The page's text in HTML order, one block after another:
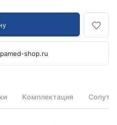
Комплектация
shop.ru